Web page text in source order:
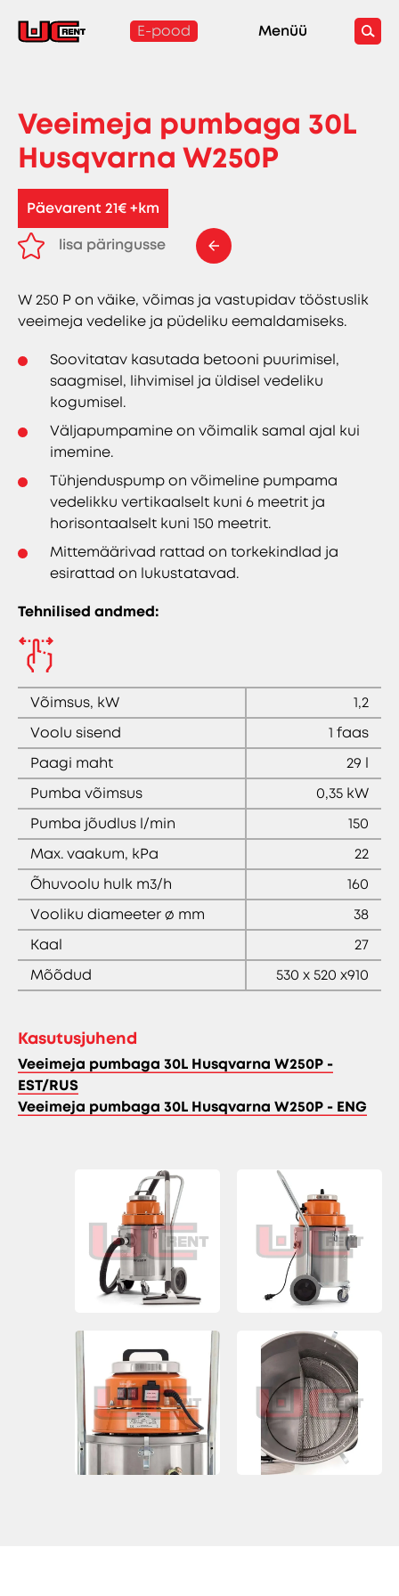
E-pood Menüü
Veeimeja pumbaga 30L
Husqvarna W250P
Päevarent 21€ +km
lisa päringusse
W 250 P on väike, võimas ja vastupidav tööstuslik
veeimeja vedelike ja püdeliku eemaldamiseks.
Soovitatav kasutada betooni puurimisel,
saagmisel, lihvimisel ja üldisel vedeliku
kogumisel.
Väljapumpamine on võimalik samal ajal kui
imemine.
Tühjenduspump on võimeline pumpama
vedelikku vertikaalselt kuni 6 meetrit ja
horisontaalselt kuni 150 meetrit.
Mittemäärivad rattad on torkekindlad ja
esirattad on lukustatavad.
Tehnilised andmed:
Võimsus, kW
1,2
Voolu sisend
1 faas
Paagi maht
29 l
Pumba võimsus
0,35 kW
Pumba jõudlus l/min
150
Max. vaakum, kPa
22
Õhuvoolu hulk m3/h
160
Vooliku diameeter ø mm
38
Kaal
27
Mõõdud
530 x 520 x910
Kasutusjuhend
Veeimeja pumbaga 30L Husqvarna W250P -
EST/RUS
Veeimeja pumbaga 30L Husqvarna W250P - ENG